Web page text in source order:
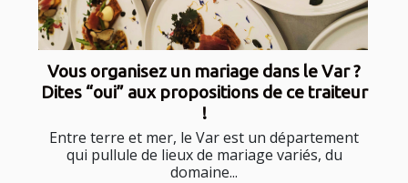
Vous organisez un mariage dans le Var ?
Dites “oui” aux propositions de ce traiteur
!
Entre terre et mer, le Var est un département
qui pullule de lieux de mariage variés, du
domaine...